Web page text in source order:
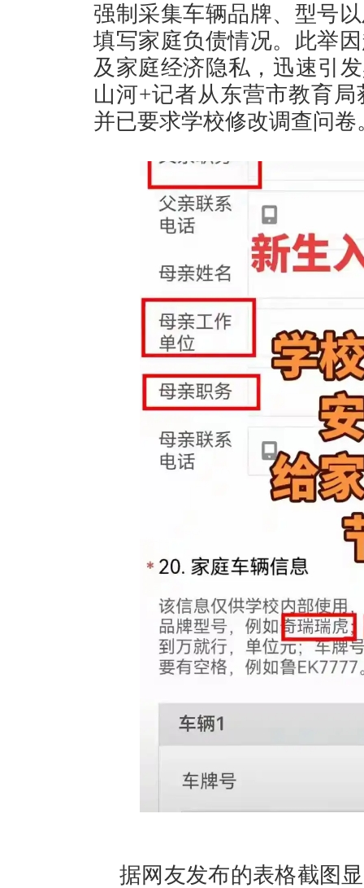
强制采集车辆品牌、型号
填写家庭负债情况。此举
及家庭经济隐私，迅速引
山河+记者从东营市教育
并已要求学校修改调查问卷
据网友发布的表格截图